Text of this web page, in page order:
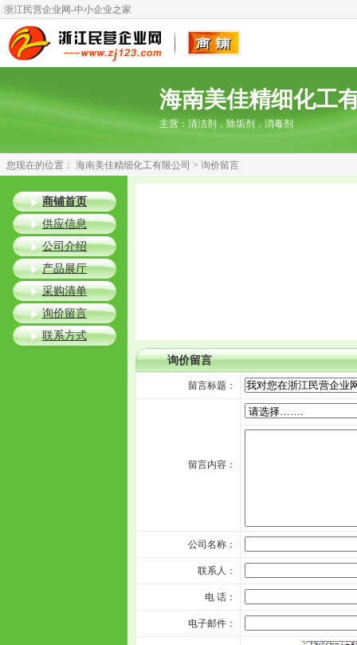
浙江民营企业网-中小企业之家
海南美佳精细化工
主营： 清洁剂，除垢剂，消毒剂
您现在的位置： 海南美佳精细化工有限公司 > 询价留言
询价留言
留言标题：
留言内容：
公司名称：
联系人：
电 话：
电子邮件：
商铺首页
供应信息
公司介绍
产品展厅
采购清单
询价留言
联系方式